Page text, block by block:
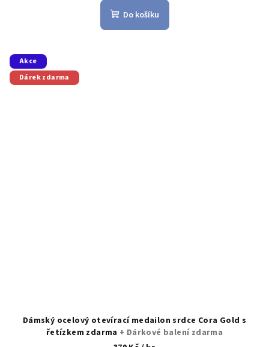
Do košíku
Akce
Dárek zdarma
Dámský ocelový otevírací medailon srdce Cora Gold s
řetízkem zdarma + Dárkové balení zdarma